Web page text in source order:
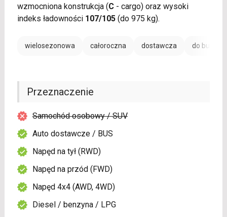
wzmocniona konstrukcja (C- cargo) oraz wysoki
indeks ładowności 107/105(do 975 kg).
wielosezonowa całoroczna dostawcza do busa
Przeznaczenie
Samochód osobowy / SUV
Auto dostawcze / BUS
Napęd na tył (RWD)
Napęd na przód (FWD)
Napęd 4x4 (AWD, 4WD)
Diesel / benzyna / LPG